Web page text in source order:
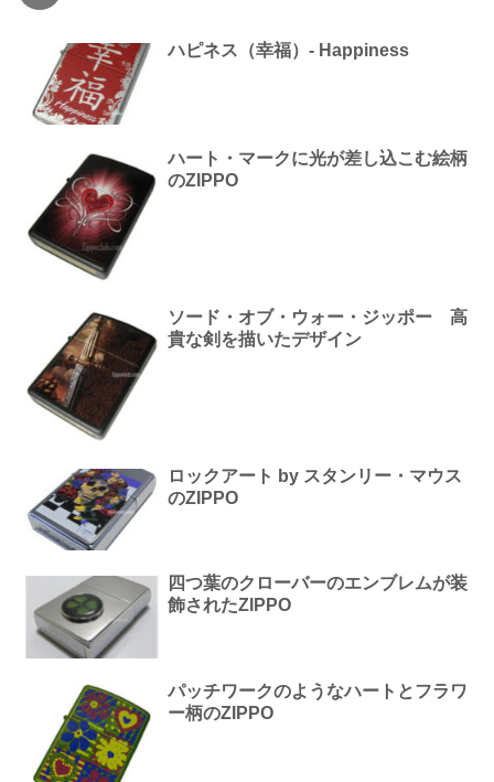
ハピネス（幸福）- Happiness
ハート・マークに光が差し込こむ絵柄
のZIPPO
ソード・オブ・ウォー・ジッポー 高
貴な剣を描いたデザイン
ロックアート by スタンリー・マウス
のZIPPO
四つ葉のクローバーのエンブレムが装
飾されたZIPPO
パッチワークのようなハートとフラワ
ー柄のZIPPO